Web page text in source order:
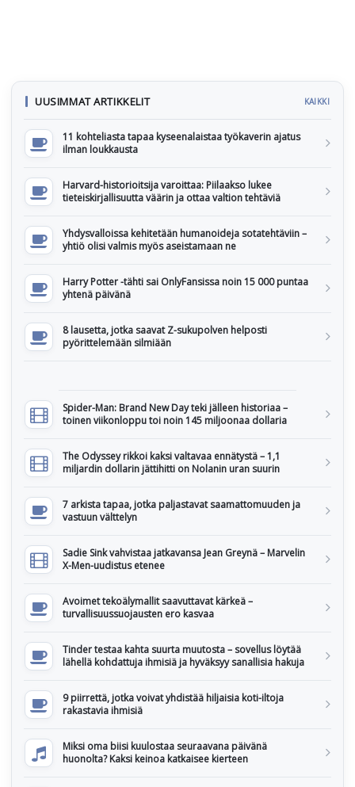
UUSIMMAT ARTIKKELIT KAIKKI
11 kohteliasta tapaa kyseenalaistaa työkaverin ajatus
ilman loukkausta
Harvard-historioitsija varoittaa: Piilaakso lukee
tieteiskirjallisuutta väärin ja ottaa valtion tehtäviä
Yhdysvalloissa kehitetään humanoideja sotatehtäviin –
yhtiö olisi valmis myös aseistamaan ne
Harry Potter -tähti sai OnlyFansissa noin 15 000 puntaa
yhtenä päivänä
8 lausetta, jotka saavat Z-sukupolven helposti
pyörittelemään silmiään
Spider-Man: Brand New Day teki jälleen historiaa –
toinen viikonloppu toi noin 145 miljoonaa dollaria
The Odyssey rikkoi kaksi valtavaa ennätystä – 1,1
miljardin dollarin jättihitti on Nolanin uran suurin
7 arkista tapaa, jotka paljastavat saamattomuuden ja
vastuun välttelyn
Sadie Sink vahvistaa jatkavansa Jean Greynä – Marvelin
X-Men-uudistus etenee
Avoimet tekoälymallit saavuttavat kärkeä –
turvallisuussuojausten ero kasvaa
Tinder testaa kahta suurta muutosta – sovellus löytää
lähellä kohdattuja ihmisiä ja hyväksyy sanallisia hakuja
9 piirrettä, jotka voivat yhdistää hiljaisia koti-iltoja
rakastavia ihmisiä
Miksi oma biisi kuulostaa seuraavana päivänä
huonolta? Kaksi keinoa katkaisee kierteen